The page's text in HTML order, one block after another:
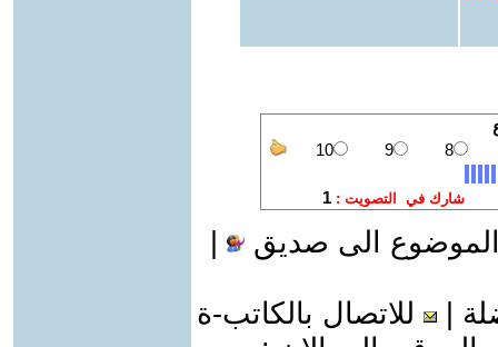
الى صديق
للاتصال بالكاتب-ة